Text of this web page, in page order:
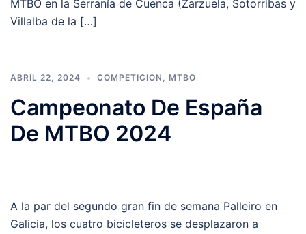
MTBO en la Serranía de Cuenca (Zarzuela, Sotorribas y
Villalba de la […]
ABRIL 22, 2024 COMPETICION , MTBO
Campeonato De España
De MTBO 2024
A la par del segundo gran fin de semana Palleiro en
Galicia, los cuatro bicicleteros se desplazaron a